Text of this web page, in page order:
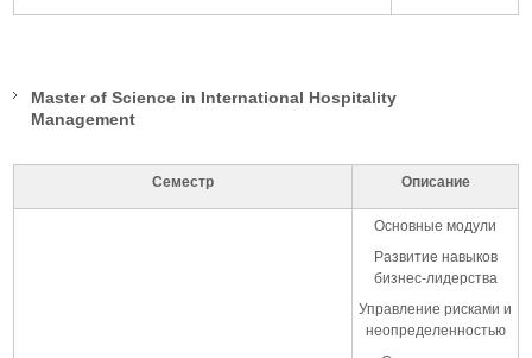
Master of Science in International Hospitality
Management
Семестр Описание
Основные модули
Развитие навыков
бизнес-лидерства
Управление рисками и
неопределенностью